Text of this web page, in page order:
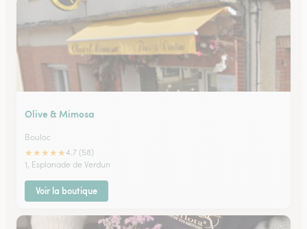
Olive & Mimosa
Bouloc
★★★★★4.7 (58)
1, Esplanade de Verdun
Voir la boutique